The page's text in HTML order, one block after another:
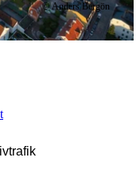
© Anders Bergön